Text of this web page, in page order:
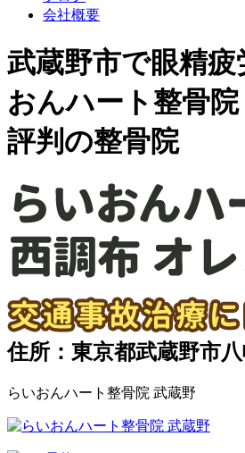
会社概要
武蔵野市で眼精
おんハート整骨
評判の整骨院
住所：東京都武蔵野市
らいおんハート整骨院 武蔵野